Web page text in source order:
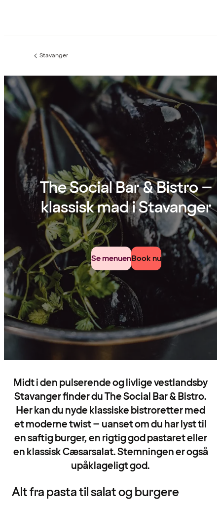
Forrige
:
Stavanger
The Social Bar & Bistro –
klassisk mad i Stavanger
Se menuenBook nu
Midt i den pulserende og livlige vestlandsby
Stavanger finder du The Social Bar & Bistro.
Her kan du nyde klassiske bistroretter med
et moderne twist – uanset om du har lyst til
en saftig burger, en rigtig god pastaret eller
en klassisk Cæsarsalat. Stemningen er også
upåklageligt god.
Alt fra pasta til salat og burgere